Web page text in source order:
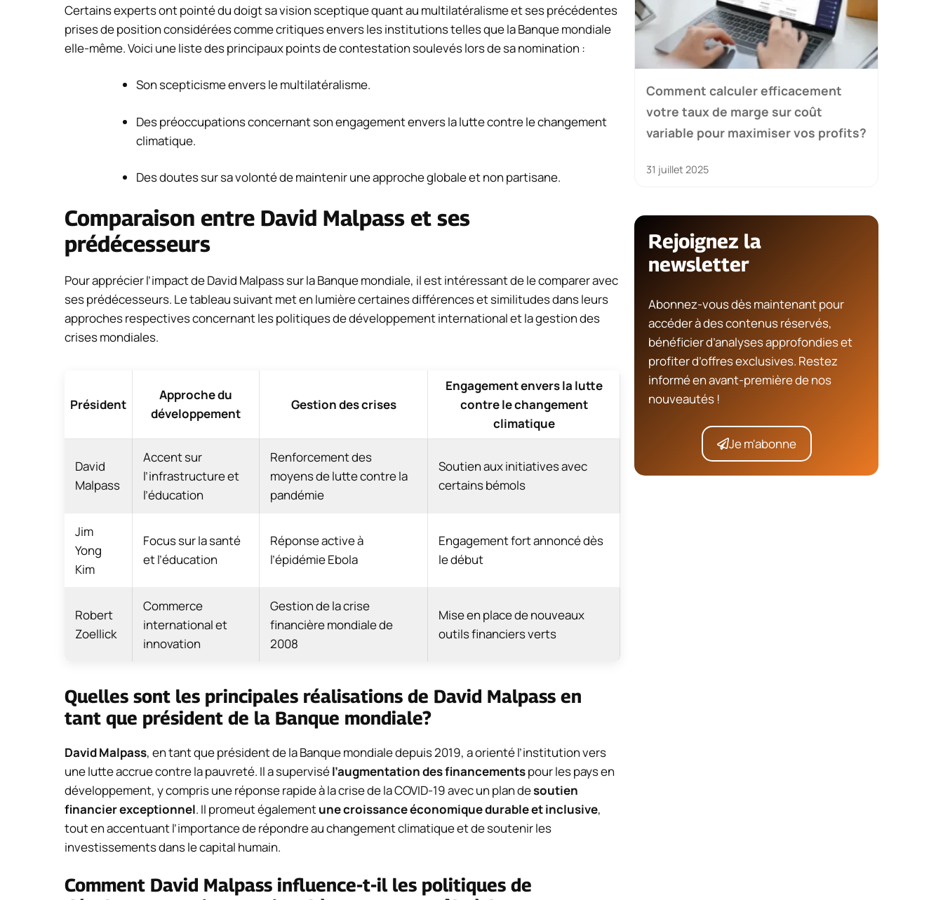
Certains experts ont pointé du doigt sa vision sceptique quant au multilatéralisme et ses précédentes
prises de position considérées comme critiques envers les institutions telles que la Banque mondiale
elle-même. Voici une liste des principaux points de contestation soulevés lors de sa nomination :
Son scepticisme envers le multilatéralisme.
Des préoccupations concernant son engagement envers la lutte contre le changement
climatique.
Des doutes sur sa volonté de maintenir une approche globale et non partisane.
Comparaison entre David Malpass et ses
prédécesseurs
Pour apprécier l’impact de David Malpass sur la Banque mondiale, il est intéressant de le comparer avec
ses prédécesseurs. Le tableau suivant met en lumière certaines différences et similitudes dans leurs
approches respectives concernant les politiques de développement international et la gestion des
crises mondiales.
Président
Approche du
développement
Gestion des crises
Engagement envers la lutte
contre le changement
climatique
David
Malpass
Accent sur
l’infrastructure et
l’éducation
Renforcement des
moyens de lutte contre la
pandémie
Soutien aux initiatives avec
certains bémols
Jim
Yong
Kim
Focus sur la santé
et l’éducation
Réponse active à
l’épidémie Ebola
Engagement fort annoncé dès
le début
Robert
Zoellick
Commerce
international et
innovation
Gestion de la crise
financière mondiale de
2008
Mise en place de nouveaux
outils financiers verts
Quelles sont les principales réalisations de David Malpass en
tant que président de la Banque mondiale?
David Malpass, en tant que président de la Banque mondiale depuis 2019, a orienté l’institution vers
une lutte accrue contre la pauvreté. Il a supervisél’augmentation des financementspour les pays en
développement, y compris une réponse rapide à la crise de la COVID-19 avec un plan desoutien
financier exceptionnel. Il promeut égalementune croissance économique durable et inclusive,
tout en accentuant l’importance de répondre au changement climatique et de soutenir les
investissements dans le capital humain.
Comment David Malpass influence-t-il les politiques de
Comment calculer efficacement
votre taux de marge sur coût
variable pour maximiser vos profits?
31 juillet 2025
Rejoignez la
newsletter
Abonnez-vous dès maintenant pour
accéder à des contenus réservés,
bénéficier d’analyses approfondies et
profiter d’offres exclusives. Restez
informé en avant-première de nos
nouveautés !
Je m'abonne